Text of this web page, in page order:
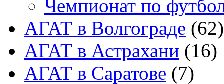
Чемпионат по
АГАТ в Волгограде (62)
АГАТ в Астрахани (16)
АГАТ в Саратове (7)